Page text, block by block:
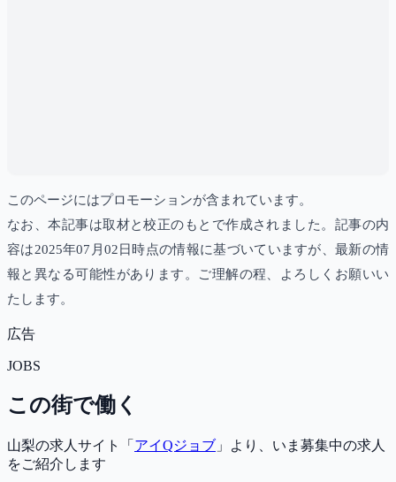
このページにはプロモーションが含まれています。
なお、本記事は取材と校正のもとで作成されました。記事の内
容は2025年07月02日時点の情報に基づいていますが、最新の情
報と異なる可能性があります。ご理解の程、よろしくお願いい
たします。
広告
JOBS
この街で働く
山梨の求人サイト「 アイQジョブ 」より、いま募集中の求人
をご紹介します